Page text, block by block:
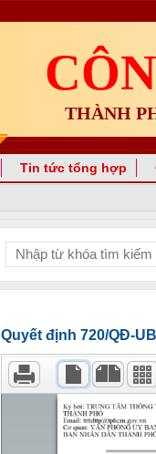
THÀNH
Tin tức tổng hợp
Quyết định 720/QĐ-